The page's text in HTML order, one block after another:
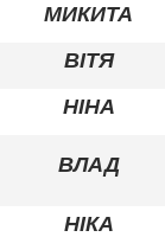
МИКИТА
ВІТЯ
НІНА
ВЛАД
НІКА